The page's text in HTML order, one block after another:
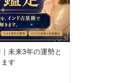
未来3年の運勢と
す